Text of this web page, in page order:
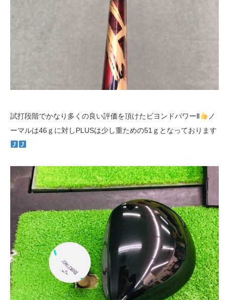
試打段階でかなり多くの良い評価を頂けたビヨンドパワーⅡ
ノ
ーマルは46ｇに対しPLUSは少し重ための51ｇとなっております